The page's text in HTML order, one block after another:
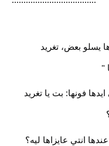
يسلو بعض، تغريد
"
فونها: بت يا تغريد
انتي عايزاها ليه؟